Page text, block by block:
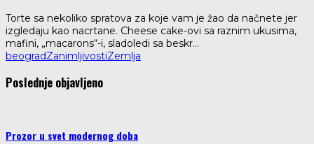
Torte sa nekoliko spratova za koje vam je žao da načnete jer
izgledaju kao nacrtane. Cheese cake-ovi sa raznim ukusima,
mafini, „macarons“-i, sladoledi sa beskr...
beogradZanimljivostiZemlja
Poslednje objavljeno
Prozor u svet modernog doba